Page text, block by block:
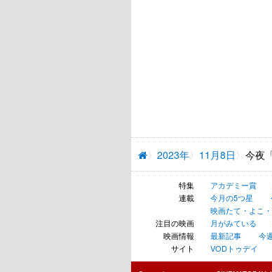
2023年 11月8日 今夜
特集 アカデミー賞
連載
今月の5つ星
映画たて・よこ
注目の映画
月がみている
映画情報
最新記事 今
サイト
VODトゥデイ